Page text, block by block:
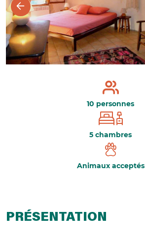
10 personnes
5 chambres
Animaux acceptés
PRÉSENTATION